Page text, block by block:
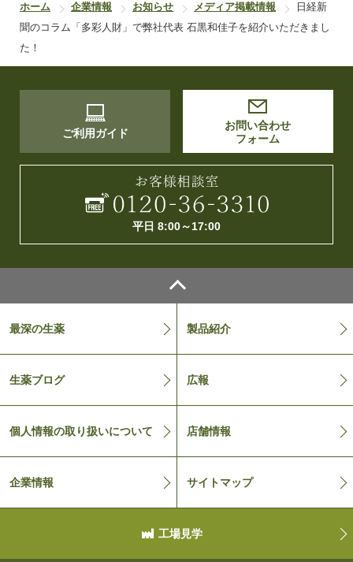
ホーム 企業情報 お知らせ メディア掲載情報
日経新
聞のコラム「多彩人財」で弊社代表 石黒和佳子を紹介いただきまし
た！
ご利用ガイド
お問い合わせ
フォーム
平日 8:00～17:00
最深の生薬 製品紹介
生薬ブログ 広報
個人情報の取り扱いについて 店舗情報
企業情報 サイトマップ
工場見学